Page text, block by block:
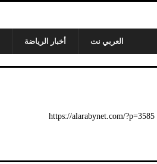
العربي نت أخبار الرياضة
https://alarabynet.com/?p=3585